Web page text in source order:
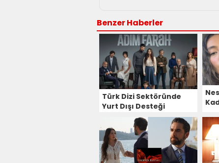
Benzer Haberler
Türk Dizi Sektöründe
Yurt Dışı Desteği
Şaşırtmaya Devam
Ediyor